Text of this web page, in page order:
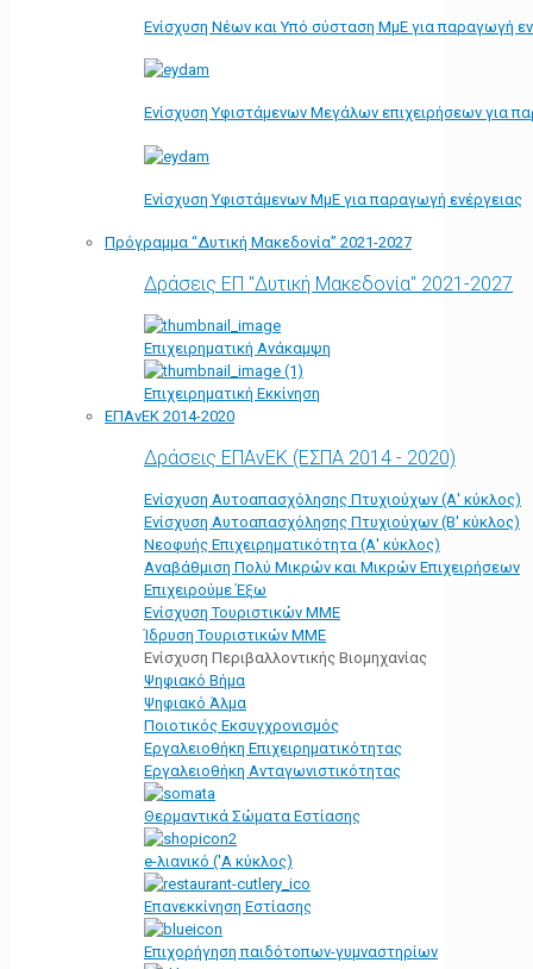
Ενίσχυση Νέων και Υπό σύσταση ΜμΕ για παραγωγή
Ενίσχυση Υφιστάμενων Μεγάλων επιχειρήσεων για
Ενίσχυση Υφιστάμενων ΜμΕ για παραγωγή ενέργειας
Πρόγραμμα “Δυτική Μακεδονία” 2021-2027
Δράσεις ΕΠ "Δυτική Μακεδονία" 2021-2027
Επιχειρηματική Ανάκαμψη
Επιχειρηματική Εκκίνηση
ΕΠΑνΕΚ 2014-2020
Δράσεις ΕΠΑνΕΚ (ΕΣΠΑ 2014 - 2020)
Ενίσχυση Αυτοαπασχόλησης Πτυχιούχων (Α' κύκλος)
Ενίσχυση Αυτοαπασχόλησης Πτυχιούχων (Β' κύκλος)
Νεοφυής Επιχειρηματικότητα (Α' κύκλος)
Αναβάθμιση Πολύ Μικρών και Μικρών Επιχειρήσεων
Επιχειρούμε Έξω
Ενίσχυση Τουριστικών ΜΜΕ
Ίδρυση Τουριστικών ΜΜΕ
Ενίσχυση Περιβαλλοντικής Βιομηχανίας
Ψηφιακό Βήμα
Ψηφιακό Άλμα
Ποιοτικός Εκσυγχρονισμός
Εργαλειοθήκη Eπιχειρηματικότητας
Εργαλειοθήκη Ανταγωνιστικότητας
Θερμαντικά Σώματα Εστίασης
e-λιανικό ('Α κύκλος)
Επανεκκίνηση Εστίασης
Επιχορήγηση παιδότοπων-γυμναστηρίων